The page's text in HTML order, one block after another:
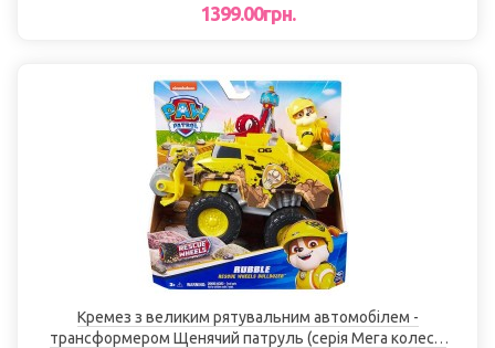
1399.00грн.
Кремез з великим рятувальним автомобілем -
трансформером Щенячий патруль (серія Мега колеса)